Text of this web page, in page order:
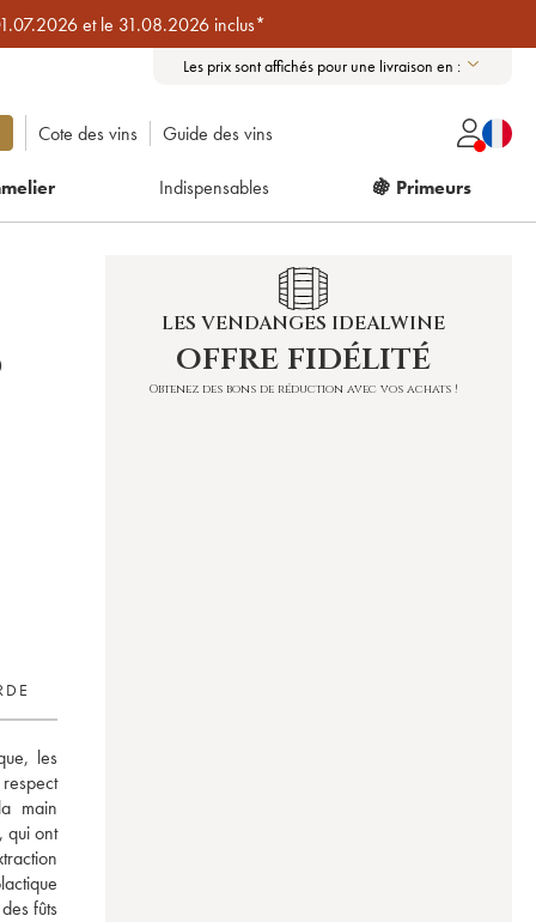
et le 31.08.2026 inclus*
Les prix sont affichés pour une livraison en :
Cote des vins Guide des vins
Indispensables 🍇 Primeurs
les
main
qui ont
fûts
LES VENDANGES IDEALWINE
offre fidélité
Obtenez des bons de réduction avec vos achats !